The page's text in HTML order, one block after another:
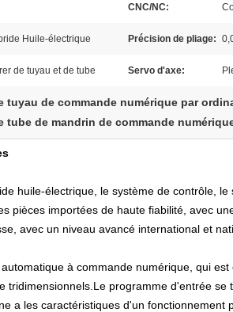
CNC/NC:
Huile-électrique Précision de pliage:
de tuyau et de tube Servo d'axe:
tuyau de commande numérique par
tube de mandrin de commande
huile-électrique, le système de contrôle,
pièces importées de haute fiabilité, avec
avec un niveau avancé international et
à commande numérique, qui
tridimensionnels.Le programme d'entrée
a les caractéristiques d'un fonctionnement